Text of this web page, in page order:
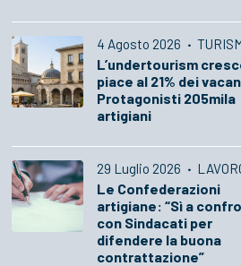
4 Agosto 2026 ·
L’undertourism
piace al 21% dei
Protagonisti 205mila
artigiani
29 Luglio 2026 ·
Le Confederazioni
artigiane: “Sì a
con Sindacati per
difendere la buona
contrattazione”